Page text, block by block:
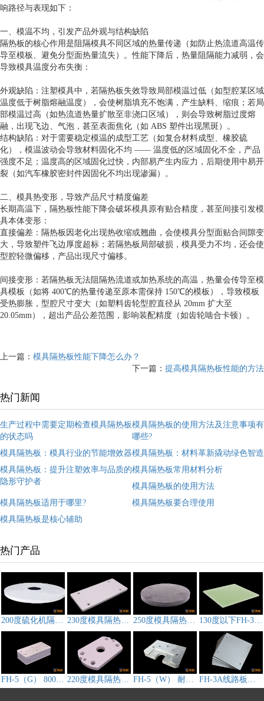
响路径与表现如下：
一、模温不均，引发产品外观与结构缺陷
隔热板的核心作用是阻隔模具不同区域的热量传递（如防止热流道高温传
导至模板、避免分型面热量流失）。性能下降后，热量阻隔能力减弱，会
导致模具温度分布失衡：
外观缺陷：注塑模具中，若隔热板失效导致局部模温过低（如型腔某区域
温度低于树脂熔融温度），会使树脂填充不饱满，产生缺料、缩痕；若局
部模温过高（如热流道热量扩散至非浇口区域），则会导致树脂过度熔
融，出现飞边、气泡，甚至表面焦化（如 ABS 塑件出现黑斑）。
结构缺陷：对于需要稳定模温的成型工艺（如复合材料成型、橡胶硫
化），模温波动会导致材料固化不均 —— 温度低的区域固化不全，产品
强度不足；温度高的区域固化过快，内部易产生内应力，后期使用中易开
裂（如汽车橡胶密封件因固化不均出现渗漏）。
二、模具热变形，导致产品尺寸精度偏差
长期高温下，隔热板性能下降会破坏模具原有贴合精度，甚至间接引发模
具本体变形：
直接偏差：隔热板因老化出现热收缩或翘曲，会使模具分型面贴合间隙变
大，导致塑件飞边厚度超标；若隔热板局部破损，模具受力不均，还会使
型腔轻微偏移，产品出现尺寸偏移。
间接变形：若隔热板无法阻隔热流道或加热系统的高温，热量会传导至模
具模板（如将 400℃的热量传递至原本需保持 150℃的模板），导致模板
受热膨胀，型腔尺寸变大（如塑料齿轮型腔直径从 20mm 扩大至
20.05mm），超出产品公差范围，影响装配精度（如齿轮啮合卡顿）。
上一篇： 模具隔热板性能下降怎么办？
下一篇： 提高模具隔热板性能的方法
热门新闻
生产过程中需要定期检查模具隔热板
的状态吗
模具隔热板的使用方法及注意事项有
哪些?
模具隔热板：模具行业的节能增效器模具隔热板：材料革新撬动绿色智造
模具隔热板：提升注塑效率与品质的
隐形守护者
模具隔热板常用材料分析
模具隔热板的使用方法
模具隔热板适用于哪里?
模具隔热板要合理使用
模具隔热板是核心辅助
热门产品